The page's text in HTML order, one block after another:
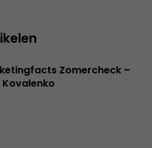
Zomercheck –